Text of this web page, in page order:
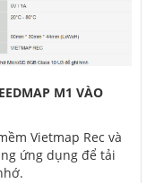
M1 VÀO
Vietmap Rec và
ứng dụng để tải